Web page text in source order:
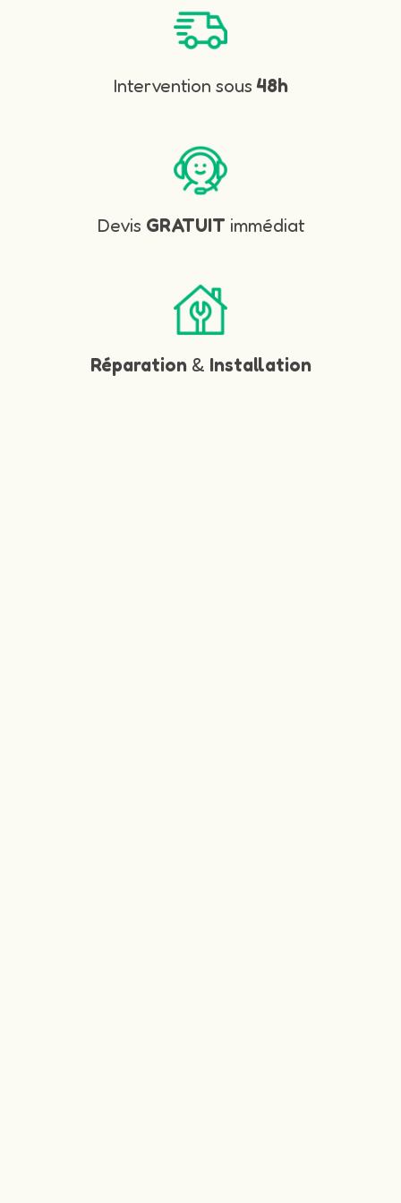
Intervention sous 48h
Devis GRATUIT immédiat
Réparation & Installation